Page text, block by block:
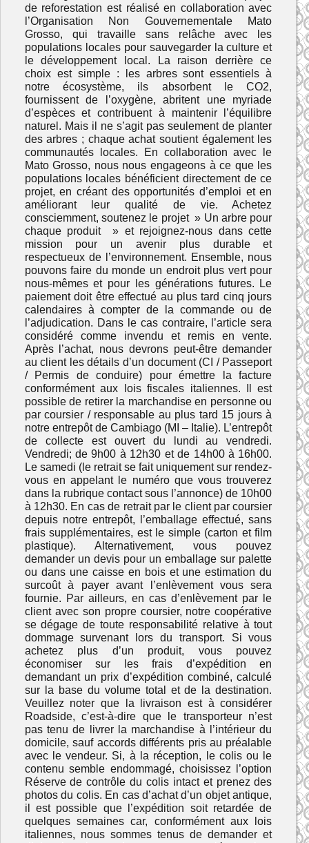
de reforestation est réalisé en collaboration avec
l’Organisation Non Gouvernementale Mato
Grosso, qui travaille sans relâche avec les
populations locales pour sauvegarder la culture et
le développement local. La raison derrière ce
choix est simple : les arbres sont essentiels à
notre écosystème, ils absorbent le CO2,
fournissent de l’oxygène, abritent une myriade
d’espèces et contribuent à maintenir l’équilibre
naturel. Mais il ne s’agit pas seulement de planter
des arbres ; chaque achat soutient également les
communautés locales. En collaboration avec le
Mato Grosso, nous nous engageons à ce que les
populations locales bénéficient directement de ce
projet, en créant des opportunités d’emploi et en
améliorant leur qualité de vie. Achetez
consciemment, soutenez le projet » Un arbre pour
chaque produit » et rejoignez-nous dans cette
mission pour un avenir plus durable et
respectueux de l’environnement. Ensemble, nous
pouvons faire du monde un endroit plus vert pour
nous-mêmes et pour les générations futures. Le
paiement doit être effectué au plus tard cinq jours
calendaires à compter de la commande ou de
l’adjudication. Dans le cas contraire, l’article sera
considéré comme invendu et remis en vente.
Après l’achat, nous devrons peut-être demander
au client les détails d’un document (CI / Passeport
/ Permis de conduire) pour émettre la facture
conformément aux lois fiscales italiennes. Il est
possible de retirer la marchandise en personne ou
par coursier / responsable au plus tard 15 jours à
notre entrepôt de Cambiago (MI – Italie). L’entrepôt
de collecte est ouvert du lundi au vendredi.
Vendredi; de 9h00 à 12h30 et de 14h00 à 16h00.
Le samedi (le retrait se fait uniquement sur rendez-
vous en appelant le numéro que vous trouverez
dans la rubrique contact sous l’annonce) de 10h00
à 12h30. En cas de retrait par le client par coursier
depuis notre entrepôt, l’emballage effectué, sans
frais supplémentaires, est le simple (carton et film
plastique). Alternativement, vous pouvez
demander un devis pour un emballage sur palette
ou dans une caisse en bois et une estimation du
surcoût à payer avant l’enlèvement vous sera
fournie. Par ailleurs, en cas d’enlèvement par le
client avec son propre coursier, notre coopérative
se dégage de toute responsabilité relative à tout
dommage survenant lors du transport. Si vous
achetez plus d’un produit, vous pouvez
économiser sur les frais d’expédition en
demandant un prix d’expédition combiné, calculé
sur la base du volume total et de la destination.
Veuillez noter que la livraison est à considérer
Roadside, c’est-à-dire que le transporteur n’est
pas tenu de livrer la marchandise à l’intérieur du
domicile, sauf accords différents pris au préalable
avec le vendeur. Si, à la réception, le colis ou le
contenu semble endommagé, choisissez l’option
Réserve de contrôle du colis intact et prenez des
photos du colis. En cas d’achat d’un objet antique,
il est possible que l’expédition soit retardée de
quelques semaines car, conformément aux lois
italiennes, nous sommes tenus de demander et